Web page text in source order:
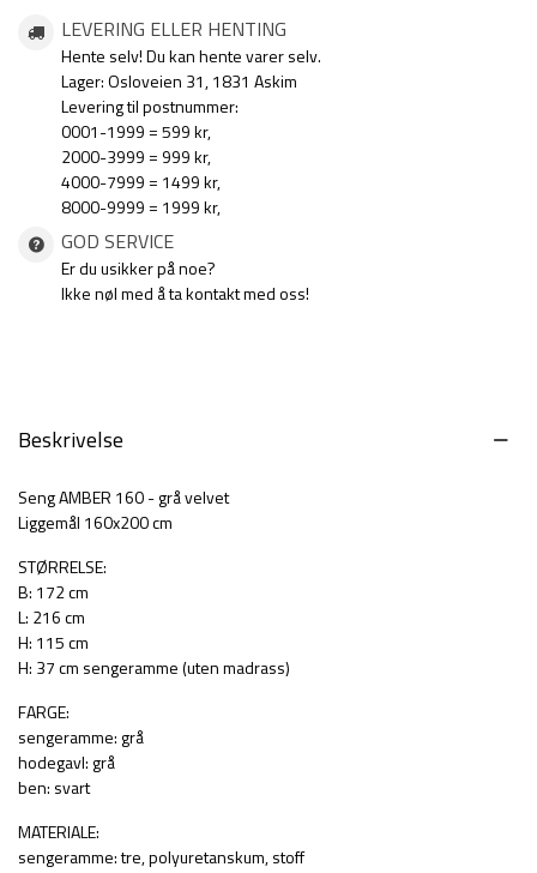
LEVERING ELLER HENTING
Hente selv! Du kan hente varer selv.
Lager: Osloveien 31, 1831 Askim
Levering til postnummer:
0001-1999 = 599 kr,
2000-3999 = 999 kr,
4000-7999 = 1499 kr,
8000-9999 = 1999 kr,
GOD SERVICE
Er du usikker på noe?
Ikke nøl med å ta kontakt med oss!
Beskrivelse
Seng AMBER 160 - grå velvet
Liggemål 160x200 cm
STØRRELSE:
B: 172 cm
L: 216 cm
H: 115 cm
H: 37 cm sengeramme (uten madrass)
FARGE:
sengeramme: grå
hodegavl: grå
ben: svart
MATERIALE:
sengeramme: tre, polyuretanskum, stoff